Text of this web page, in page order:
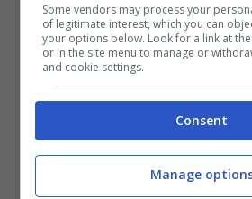
Filip Kostic non si è allenato con la
Some vendors may process your
of legitimate interest, which you can
your options below. Look for a link at
or in the site menu to manage or
and cookie settings.
Consent
Manage